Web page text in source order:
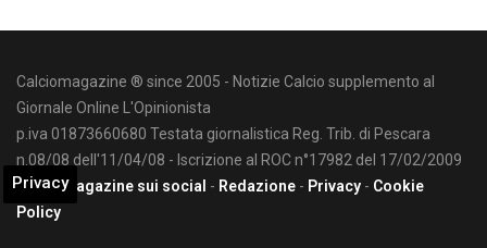
Calciomagazine ® since 2005 - Notizie Calcio supplemento al
Giornale Online L'Opinionista
p.iva 01873660680 Testata giornalistica Reg. Trib. di Pescara
n.08/08 dell'11/04/08 - Iscrizione al ROC n°17982 del 17/02/2009
Calciomagazine sui social - Redazione - Privacy - Cookie
Policy
Privacy